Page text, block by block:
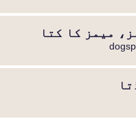
میمز کا کتا